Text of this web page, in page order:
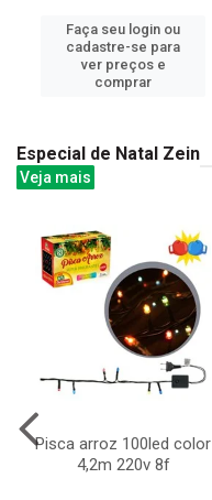
Faça seu login ou
cadastre-se para
ver preços e
comprar
Especial de Natal Zein
Veja mais
Pisca arroz 100led color
4,2m 220v 8f